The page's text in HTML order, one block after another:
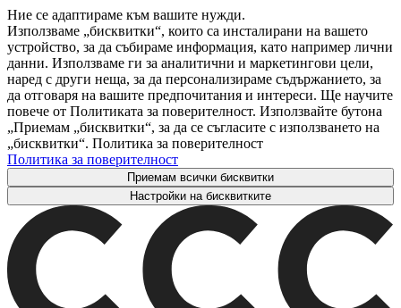
Ние се адаптираме към вашите нужди.
Използваме „бисквитки“, които са инсталирани на вашето
устройство, за да събираме информация, като например лични
данни. Използваме ги за аналитични и маркетингови цели,
наред с други неща, за да персонализираме съдържанието, за
да отговаря на вашите предпочитания и интереси. Ще научите
повече от Политиката за поверителност. Използвайте бутона
„Приемам „бисквитки“, за да се съгласите с използването на
„бисквитки“. Политика за поверителност
Политика за поверителност
Приемам всички бисквитки
Настройки на бисквитките